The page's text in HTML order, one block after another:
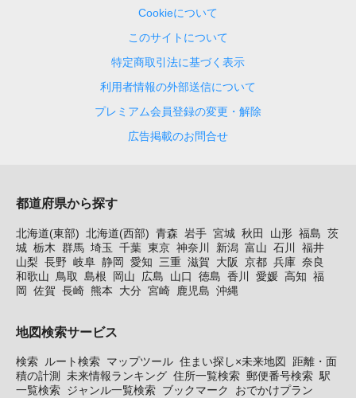
Cookieについて
このサイトについて
特定商取引法に基づく表示
利用者情報の外部送信について
プレミアム会員登録の変更・解除
広告掲載のお問合せ
都道府県から探す
北海道(東部) 北海道(西部) 青森 岩手 宮城 秋田 山形 福島 茨
城 栃木 群馬 埼玉 千葉 東京 神奈川 新潟 富山 石川
福井
山梨 長野 岐阜 静岡 愛知 三重 滋賀 大阪 京都 兵庫 奈良
和歌山
鳥取 島根 岡山 広島 山口 徳島 香川 愛媛 高知 福
岡 佐賀 長崎 熊本 大分 宮崎 鹿児島 沖縄
地図検索サービス
検索 ルート検索 マップツール 住まい探し×未来地図
距離・面
積の計測
未来情報ランキング 住所一覧検索 郵便番号検索 駅
一覧検索 ジャンル一覧検索 ブックマーク おでかけプラン